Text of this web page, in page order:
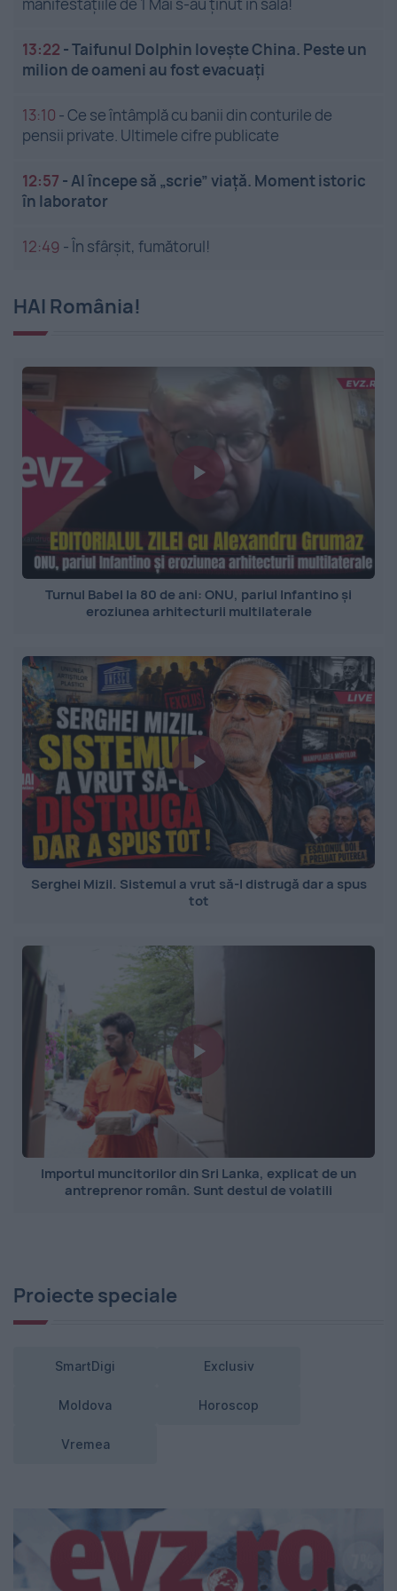
13:22 -Taifunul Dolphin lovește China. Peste un
milion de oameni au fost evacuați
13:10 -Ce se întâmplă cu banii din conturile de
pensii private. Ultimele cifre publicate
12:57 -AI începe să „scrie” viață. Moment istoric
în laborator
12:49 -În sfârșit, fumătorul!
HAI România!
Turnul Babel la 80 de ani: ONU, pariul Infantino și
eroziunea arhitecturii multilaterale
Serghei Mizil. Sistemul a vrut să-l distrugă dar a spus
tot
Importul muncitorilor din Sri Lanka, explicat de un
antreprenor român. Sunt destul de volatili
Proiecte speciale
SmartDigi Exclusiv
Moldova Horoscop
Vremea